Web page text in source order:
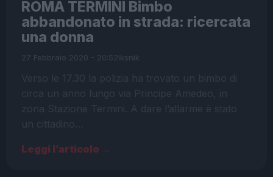
ROMA TERMINI Bimbo
abbandonato in strada: ricercata
una donna
27 Febbraio 2020 - 20:52Iksnik
Verso le 17.30 la polizia ha trovato un bimbo di
circa un anno lungo via Principe Amedeo, in
zona Stazione Termini. A dare l’allarme è stato
un cittadino…
Leggi l’articolo →